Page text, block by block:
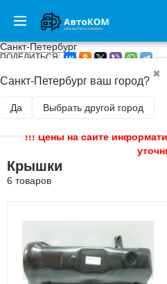
Санкт-Петербург
✖
Санкт-Петербург ваш город?
Да Выбрать другой город
ПОДЕЛИТЬСЯ:
ГЛАВНАЯ / КОМПЛЕКТУЮЩИЕ ДЛЯ
!!! Цены на сайте
Крышки
6 товаров